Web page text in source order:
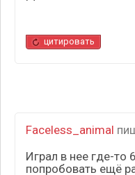
цитировать
Faceless_animal
Играл в нее где-то
попробовать ещё